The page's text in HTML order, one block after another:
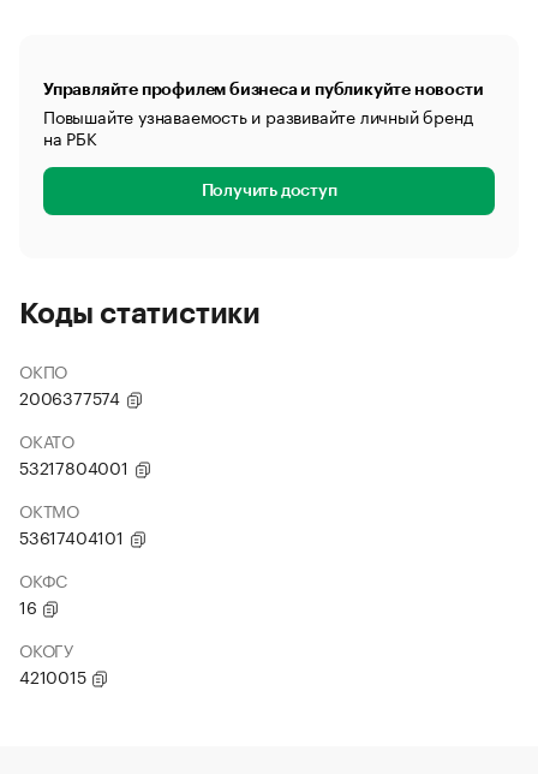
Управляйте профилем бизнеса и публикуйте новости
Повышайте узнаваемость и развивайте личный бренд
на РБК
Получить доступ
Коды статистики
ОКПО
2006377574
ОКАТО
53217804001
ОКТМО
53617404101
ОКФС
16
ОКОГУ
4210015